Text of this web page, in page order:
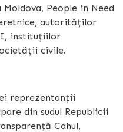
People in Need
autorităților
instituțiilor
civile.
reprezentanții
din sudul Republicii
Cahul,